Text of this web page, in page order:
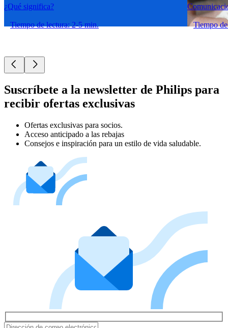
¿Qué significa?
Tiempo de lectura: 2-5 min. Tiempo
Suscríbete a la newsletter de Philips para
recibir ofertas exclusivas
Ofertas exclusivas para socios.
Acceso anticipado a las rebajas
Consejos e inspiración para un estilo de vida saludable.